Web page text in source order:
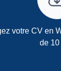
votre CV en
de 10